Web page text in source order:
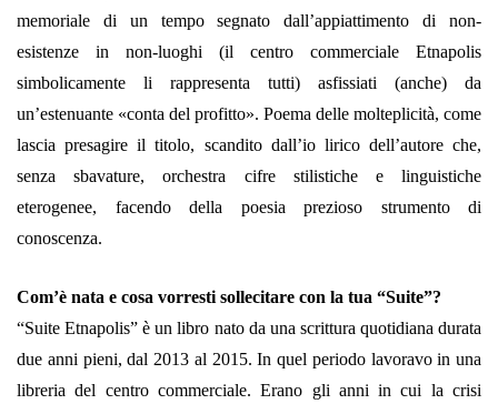
memoriale di un tempo segnato dall’appiattimento di non-
esistenze in non-luoghi (il centro commerciale Etnapolis
simbolicamente li rappresenta tutti) asfissiati (anche) da
un’estenuante «conta del profitto». Poema delle molteplicità, come
lascia presagire il titolo, scandito dall’io lirico dell’autore che,
senza sbavature, orchestra cifre stilistiche e linguistiche
eterogenee, facendo della poesia prezioso strumento di
conoscenza.
Com’è nata e cosa vorresti sollecitare con la tua “Suite”?
“Suite Etnapolis” è un libro nato da una scrittura quotidiana durata
due anni pieni, dal 2013 al 2015. In quel periodo lavoravo in una
libreria del centro commerciale. Erano gli anni in cui la crisi